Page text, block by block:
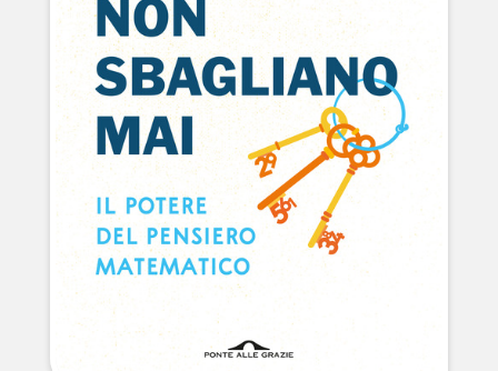
STORIE STRAORDINARIE
MUSICA E ARTE
CUCINA E SALUTE
FUORI SCAFFALE